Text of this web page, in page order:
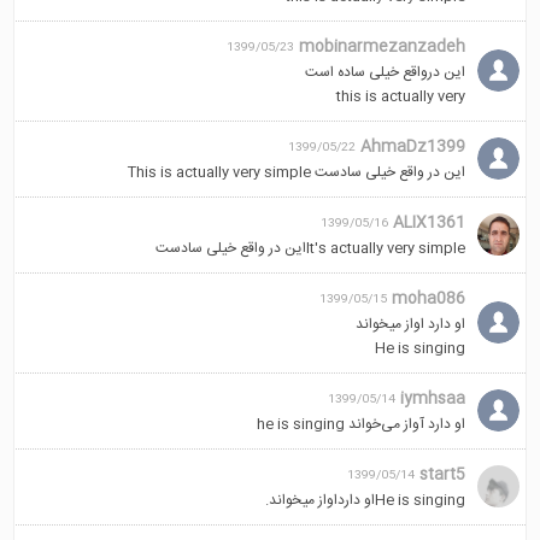
mobinarmezanzadeh
1399/05/23
این درواقع خیلی ساده است
this is actually very
AhmaDz1399
1399/05/22
این در واقع خیلی سادست This is actually very simple
ALIX1361
1399/05/16
It's actually very simpleاین در واقع خیلی سادست
moha086
1399/05/15
او دارد اواز میخواند
He is singing
iymhsaa
1399/05/14
او دارد آواز می‌خواند he is singing
start5
1399/05/14
He is singingاو دارداواز میخواند.